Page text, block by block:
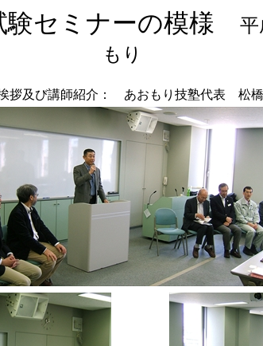
験セミナーの模様
もり
拶及び講師紹介： あおもり技塾代表 松